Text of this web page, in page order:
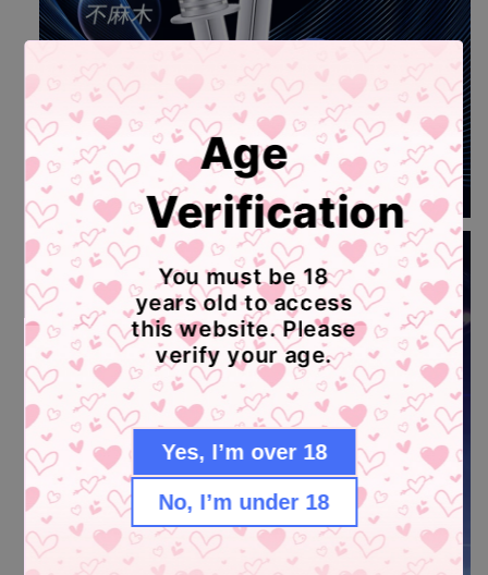
Age
Verification
You must be 18
years old to access
this website. Please
verify your age.
Yes, I’m over 18
No, I’m under 18